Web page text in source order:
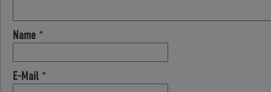
Name *
E-Mail *